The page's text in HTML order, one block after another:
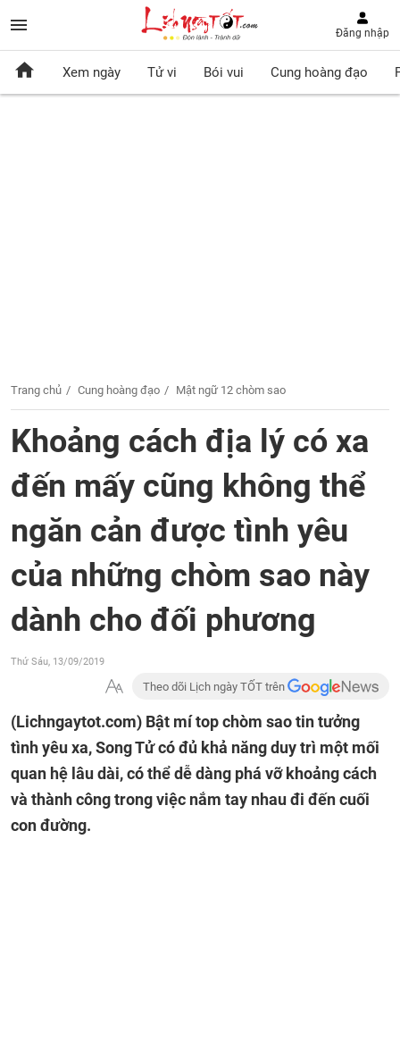
Đăng nhập
Xem ngày Tử vi Bói vui Cung hoàng đạo
Trang chủ Cung hoàng đạo Mật ngữ 12 chòm sao
Khoảng cách địa lý có xa
đến mấy cũng không thể
ngăn cản được tình yêu
của những chòm sao này
dành cho đối phương
Thứ Sáu, 13/09/2019
Theo dõi Lịch ngày TỐT trên
(Lichngaytot.com) Bật mí top chòm sao tin tưởng
tình yêu xa, Song Tử có đủ khả năng duy trì một mối
quan hệ lâu dài, có thể dễ dàng phá vỡ khoảng cách
và thành công trong việc nắm tay nhau đi đến cuối
con đường.